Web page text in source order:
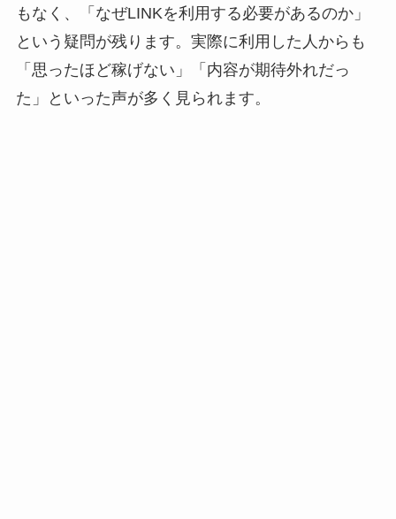
もなく、「なぜLINKを利用する必要があるのか」
という疑問が残ります。実際に利用した人からも
「思ったほど稼げない」「内容が期待外れだっ
た」といった声が多く見られます。